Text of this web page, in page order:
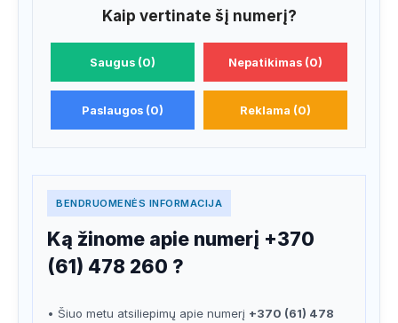
Kaip vertinate šį numerį?
Saugus (0) Nepatikimas (0)
Paslaugos (0) Reklama (0)
BENDRUOMENĖS INFORMACIJA
Ką žinome apie numerį +370
(61) 478 260 ?
• Šiuo metu atsiliepimų apie numerį +370 (61) 478